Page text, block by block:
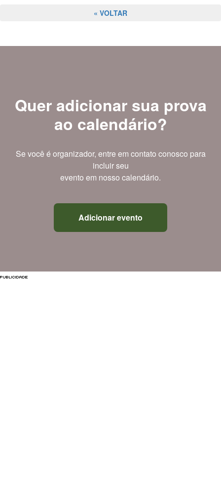
« VOLTAR
Quer adicionar sua prova
ao calendário?
Se você é organizador, entre em contato conosco para
incluir seu
evento em nosso calendário.
Adicionar evento